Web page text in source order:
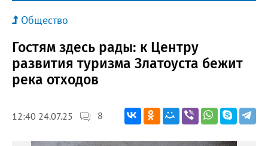
Общество
Гостям здесь рады: к Центру
развития туризма Златоуста бежит
река отходов
12:40 24.07.25 8